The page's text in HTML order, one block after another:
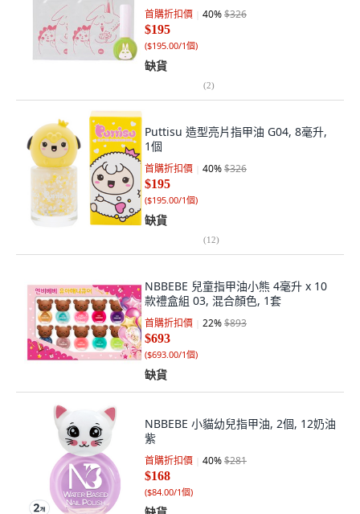
首購折扣價 40%$326
$195
($195.00/1個)
缺貨
(2)
Puttisu 造型亮片指甲油 G04, 8毫升,
1個
首購折扣價 40%$326
$195
($195.00/1個)
缺貨
(12)
NBBEBE 兒童指甲油小熊 4毫升 x 10
款禮盒組 03, 混合顏色, 1套
首購折扣價 22%$893
$693
($693.00/1個)
缺貨
NBBEBE 小貓幼兒指甲油, 2個, 12奶油
紫
首購折扣價 40%$281
$168
($84.00/1個)